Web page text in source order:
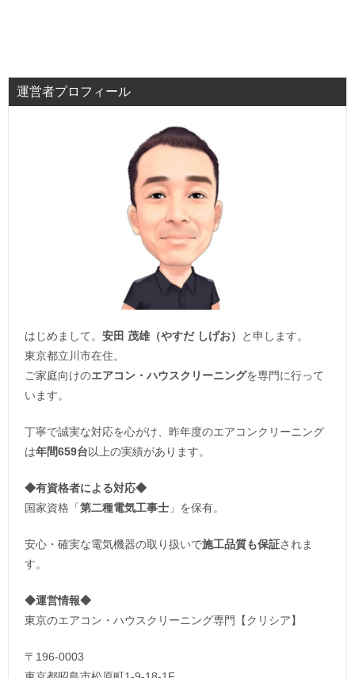
運営者プロフィール
はじめまして。 安田 茂雄（やすだ しげお）
と申します。
東京都立川市在住。
ご家庭向けのエアコン・ハウスクリーニングを専門に行って
います。
丁寧で誠実な対応を心がけ、昨年度のエアコンクリーニング
は年間659台以上の実績があります。
◆有資格者による対応◆
国家資格「 第二種電気工事士 」を保有。
安心・確実な電気機器の取り扱いで施工品質も保証されま
す。
◆運営情報◆
東京のエアコン・ハウスクリーニング専門【クリシア】
〒196-0003